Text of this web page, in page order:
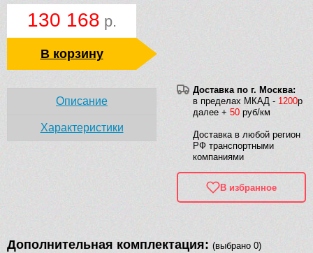
130 168 р.
В корзину
Доставка по г. Москва:
в пределах МКАД - 1200р
далее + 50 руб/км
Доставка в любой регион
РФ транспортными
компаниями
В избранное
Описание
Характеристики
Дополнительная комплектация: (выбрано 0)